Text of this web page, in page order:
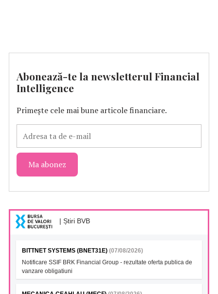
Abonează-te la newsletterul Financial
Intelligence
Primește cele mai bune articole financiare.
| Știri BVB
BITTNET SYSTEMS (BNET31E) (07/08/2026)
Notificare SSIF BRK Financial Group - rezultate oferta publica de
vanzare obligatiuni